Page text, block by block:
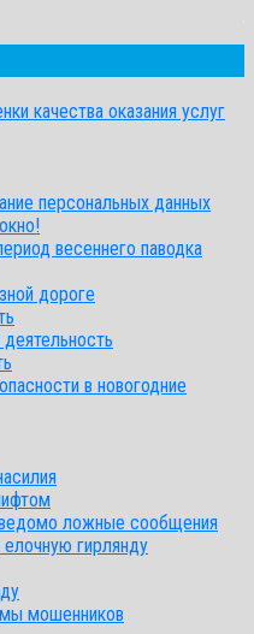
качества оказания услуг
персональных данных
весеннего паводка
дороге
в новогодние
ложные сообщения
гирлянду
мошенников